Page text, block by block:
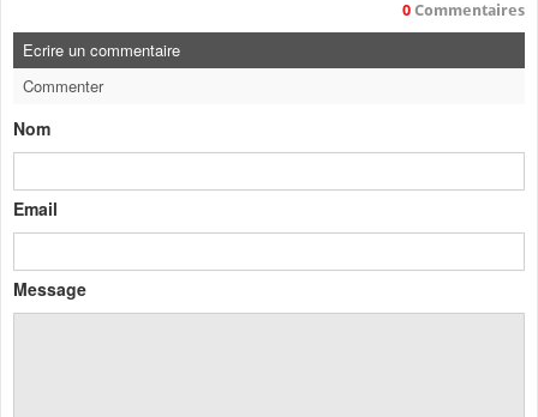
0 Commentaires
Ecrire un commentaire
Commenter
Nom
Email
Message